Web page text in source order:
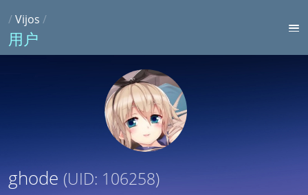
/Vijos /
用户
ghode (UID: 106258)